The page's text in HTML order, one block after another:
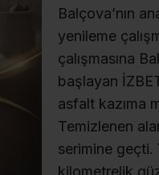
Balçova’nın
yenileme
çalışmasına
başlayan
asfalt kazıma
Temizlenen
serimine geçti.
kilometrelik